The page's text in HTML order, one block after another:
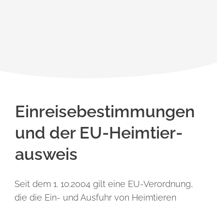
Einreise­bestimmungen
und der EU-Heimtier­
ausweis
Seit dem 1. 10.2004 gilt eine EU-Verordnung,
die die Ein- und Ausfuhr von Heimtieren